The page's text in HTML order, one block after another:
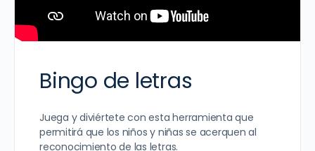
Bingo de letras
Juega y diviértete con esta herramienta que
permitirá que los niños y niñas se acerquen al
reconocimiento de las letras.